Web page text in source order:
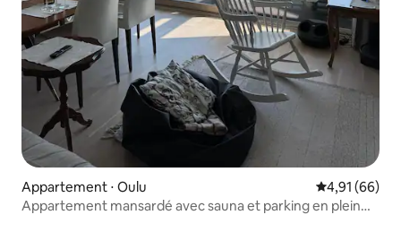
Appartement ⋅ Oulu Évaluation
4,91 (66)
Appartement mansardé avec sauna et parking en plein